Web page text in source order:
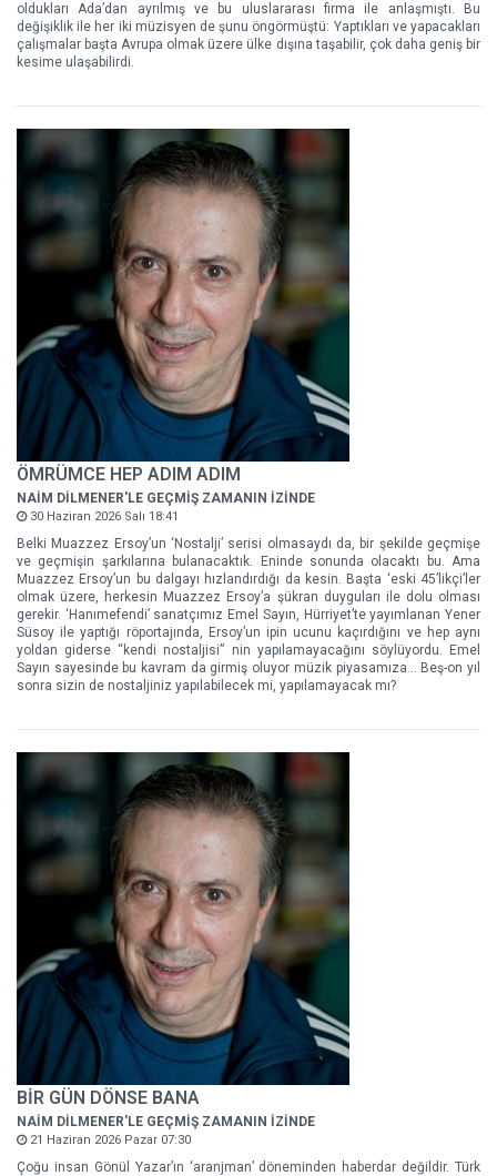
oldukları Ada’dan ayrılmış ve bu uluslararası firma ile anlaşmıştı. Bu
değişiklik ile her iki müzisyen de şunu öngörmüştü: Yaptıkları ve yapacakları
çalışmalar başta Avrupa olmak üzere ülke dışına taşabilir, çok daha geniş bir
kesime ulaşabilirdi.
ÖMRÜMCE HEP ADIM ADIM
NAİM DİLMENER'LE GEÇMİŞ ZAMANIN İZİNDE
30 Haziran 2026 Salı 18:41
Belki Muazzez Ersoy’un ‘Nostalji’ serisi olmasaydı da, bir şekilde geçmişe
ve geçmişin şarkılarına bulanacaktık. Eninde sonunda olacaktı bu. Ama
Muazzez Ersoy’un bu dalgayı hızlandırdığı da kesin. Başta ‘eski 45’likçi’ler
olmak üzere, herkesin Muazzez Ersoy’a şükran duyguları ile dolu olması
gerekir. ‘Hanımefendi’ sanatçımız Emel Sayın, Hürriyet’te yayımlanan Yener
Süsoy ile yaptığı röportajında, Ersoy’un ipin ucunu kaçırdığını ve hep aynı
yoldan giderse “kendi nostaljisi” nin yapılamayacağını söylüyordu. Emel
Sayın sayesinde bu kavram da girmiş oluyor müzik piyasamıza... Beş-on yıl
sonra sizin de nostaljiniz yapılabilecek mi, yapılamayacak mı?
BİR GÜN DÖNSE BANA
NAİM DİLMENER'LE GEÇMİŞ ZAMANIN İZİNDE
21 Haziran 2026 Pazar 07:30
Çoğu insan Gönül Yazar’ın ‘aranjman’ döneminden haberdar değildir. Türk